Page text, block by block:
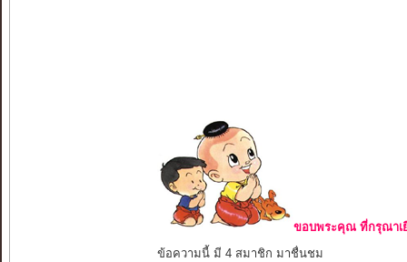
ขอบพระคุณ ที่กรุณาเ
ข้อความนี้ มี 4 สมาชิก มาชื่นชม